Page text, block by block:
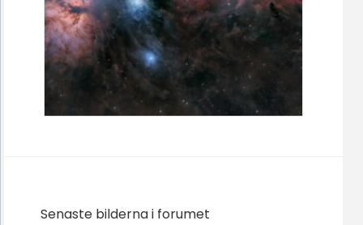
Senaste bilderna i forumet